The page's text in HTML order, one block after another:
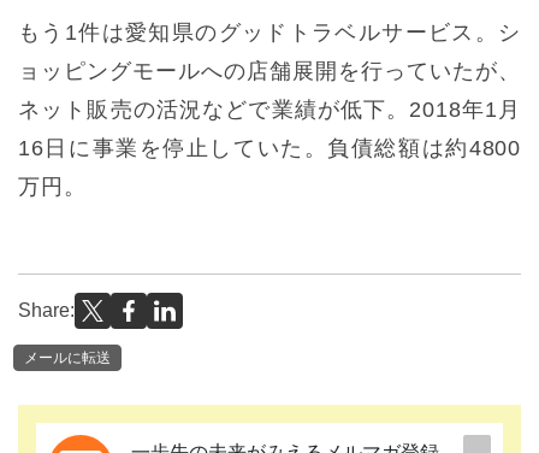
もう1件は愛知県のグッドトラベルサービス。シ
ョッピングモールへの店舗展開を行っていたが、
ネット販売の活況などで業績が低下。2018年1月
16日に事業を停止していた。負債総額は約4800
万円。
Share:
メールに転送